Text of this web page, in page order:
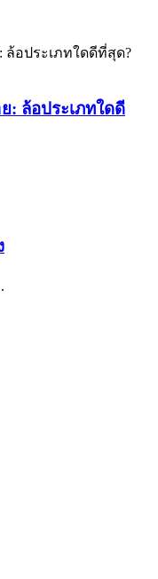
: ล้อประเภทใดดี